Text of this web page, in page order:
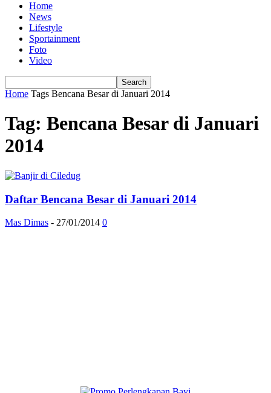
Home
News
Lifestyle
Sportainment
Foto
Video
Home Tags Bencana Besar di Januari 2014
Tag: Bencana Besar di Januari
2014
Daftar Bencana Besar di Januari 2014
Mas Dimas - 27/01/2014 0